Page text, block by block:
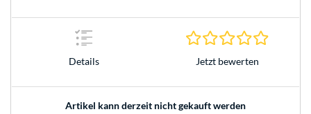
Details Jetzt bewerten
Artikel kann derzeit nicht gekauft werden